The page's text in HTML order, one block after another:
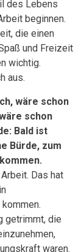
des Lebens
beginnen.
die einen
und Freizeit
wichtig.
aus.
wäre schon
schon
Bald ist
Bürde, zum
Das hat
getrimmt, die
waren.